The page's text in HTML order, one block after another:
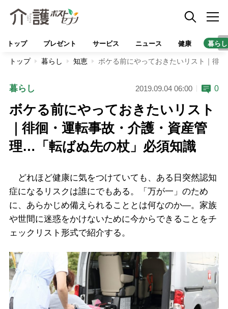
トップ プレゼント サービス ニュース 健康 暮らし
トップ 暮らし 知恵 ボケる前にやっておきたいリスト｜徘
暮らし 2019.09.04 06:00 0
ボケる前にやっておきたいリスト
｜徘徊・運転事故・介護・資産管
理…「転ばぬ先の杖」必須知識
どれほど健康に気をつけていても、ある日突然認知
症になるリスクは誰にでもある。「万が一」のため
に、あらかじめ備えられることとは何なのか―。家族
や世間に迷惑をかけないために今からできることをチ
ェックリスト形式で紹介する。